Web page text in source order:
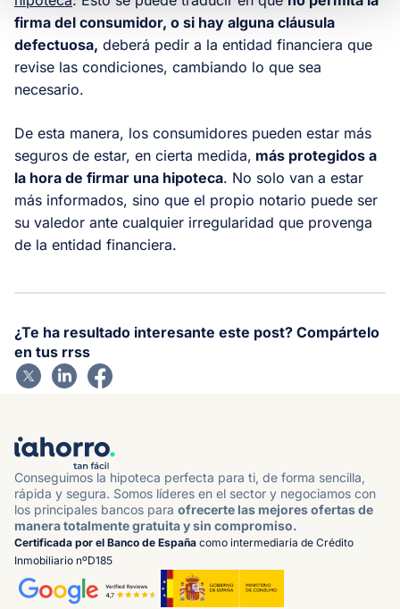
firma del consumidor, o si hay alguna cláusula
defectuosa, deberá pedir a la entidad financiera que
revise las condiciones, cambiando lo que sea
necesario.
De esta manera, los consumidores pueden estar más
seguros de estar, en cierta medida, más protegidos a
la hora de firmar una hipoteca. No solo van a estar
más informados, sino que el propio notario puede ser
su valedor ante cualquier irregularidad que provenga
de la entidad financiera.
¿Te ha resultado interesante este post? Compártelo
en tus rrss
Conseguimos la hipoteca perfecta para ti, de forma sencilla,
rápida y segura. Somos líderes en el sector y negociamos con
los principales bancos para ofrecerte las mejores ofertas de
manera totalmente gratuita y sin compromiso.
Certificada por el Banco de España como intermediaria de Crédito
Inmobiliario nºD185